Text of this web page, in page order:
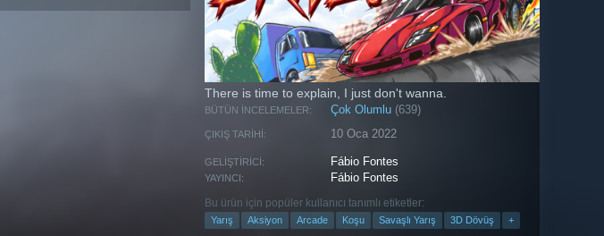
There is time to explain, I just don't wanna.
BÜTÜN İNCELEMELER: Çok Olumlu (639)
ÇIKIŞ TARIHI: 10 Oca 2022
GELIŞTIRICI: Fábio Fontes
YAYINCI: Fábio Fontes
Bu ürün için popüler kullanıcı tanımlı etiketler:
Yarış Aksiyon Arcade Koşu Savaşlı Yarış 3D Dövüş +